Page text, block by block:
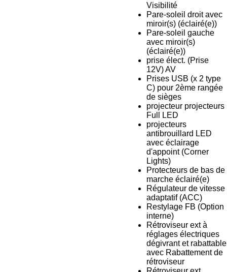
Visibilité
Pare-soleil droit avec
miroir(s) (éclairé(e))
Pare-soleil gauche
avec miroir(s)
(éclairé(e))
prise élect. (Prise
12V) AV
Prises USB (x 2 type
C) pour 2ème rangée
de sièges
projecteur projecteurs
Full LED
projecteurs
antibrouillard LED
avec éclairage
d'appoint (Corner
Lights)
Protecteurs de bas de
marche éclairé(e)
Régulateur de vitesse
adaptatif (ACC)
Restylage FB (Option
interne)
Rétroviseur ext à
réglages électriques
dégivrant et rabattable
avec Rabattement de
rétroviseur